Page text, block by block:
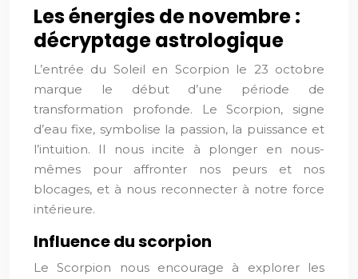
Les énergies de novembre :
décryptage astrologique
L’entrée du Soleil en Scorpion le 23 octobre
marque le début d’une période de
transformation profonde. Le Scorpion, signe
d’eau fixe, symbolise la passion, la puissance et
l’intuition. Il nous incite à plonger en nous-
mêmes pour affronter nos peurs et nos
blocages, et à nous reconnecter à notre force
intérieure.
Influence du scorpion
Le Scorpion nous encourage à explorer les